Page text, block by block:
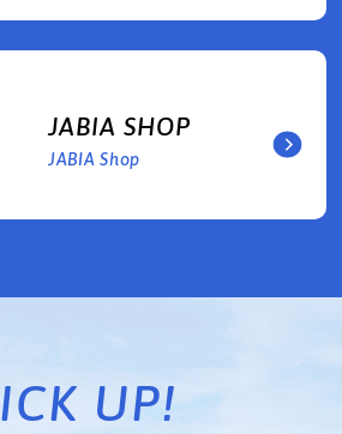
JABIA SHOP
JABIA Shop
UP!